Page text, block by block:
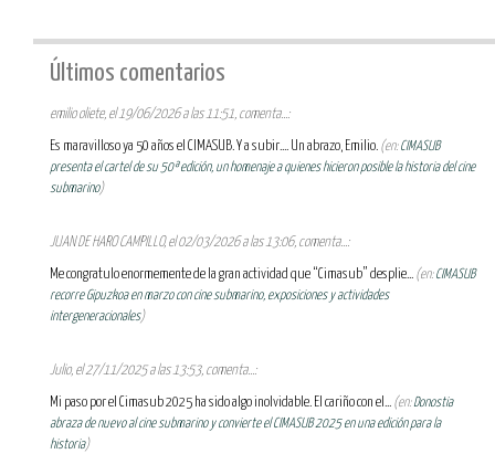
Últimos comentarios
emilio oliete, el 19/06/2026 a las 11:51, comenta...:
Es maravilloso ya 50 años el CIMASUB. Y a subir.... Un abrazo, Emilio. (en:CIMASUB
presenta el cartel de su 50ª edición, un homenaje a quienes hicieron posible la historia del cine
submarino)
JUAN DE HARO CAMPILLO, el 02/03/2026 a las 13:06, comenta...:
Me congratulo enormemente de la gran actividad que “Cimasub” desplie... (en:CIMASUB
recorre Gipuzkoa en marzo con cine submarino, exposiciones y actividades
intergeneracionales)
Julio, el 27/11/2025 a las 13:53, comenta...:
Mi paso por el Cimasub 2025 ha sido algo inolvidable. El cariño con el... (en:Donostia
abraza de nuevo al cine submarino y convierte el CIMASUB 2025 en una edición para la
historia)